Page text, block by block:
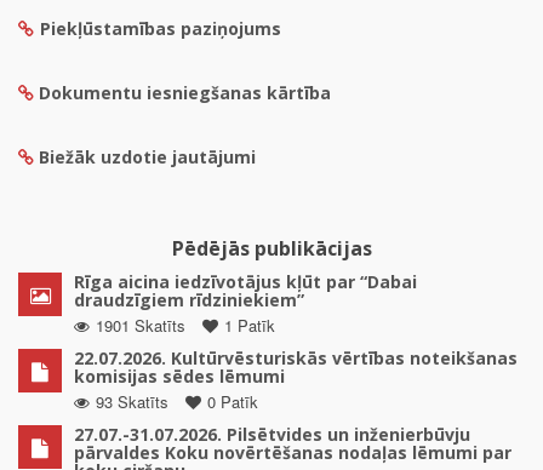
Piekļūstamības paziņojums
Dokumentu iesniegšanas kārtība
Biežāk uzdotie jautājumi
Pēdējās publikācijas
Rīga aicina iedzīvotājus kļūt par “Dabai
draudzīgiem rīdziniekiem”
1901 Skatīts
1 Patīk
22.07.2026. Kultūrvēsturiskās vērtības noteikšanas
komisijas sēdes lēmumi
93 Skatīts
0 Patīk
27.07.-31.07.2026. Pilsētvides un inženierbūvju
pārvaldes Koku novērtēšanas nodaļas lēmumi par